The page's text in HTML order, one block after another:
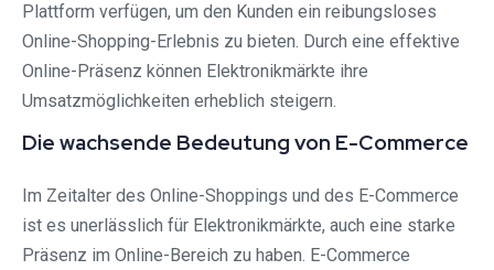
Plattform verfügen, um den Kunden ein reibungsloses
Online-Shopping-Erlebnis zu bieten. Durch eine effektive
Online-Präsenz können Elektronikmärkte ihre
Umsatzmöglichkeiten erheblich steigern.
Die wachsende Bedeutung von E-Commerce
Im Zeitalter des Online-Shoppings und des E-Commerce
ist es unerlässlich für Elektronikmärkte, auch eine starke
Präsenz im Online-Bereich zu haben. E-Commerce